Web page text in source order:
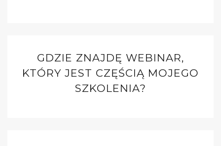
GDZIE ZNAJDĘ WEBINAR,
KTÓRY JEST CZĘŚCIĄ MOJEGO
SZKOLENIA?